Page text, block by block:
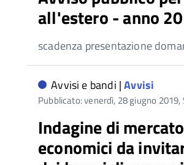
all'estero - anno
scadenza presentazione
Avvisi e bandi |Avvisi
Pubblicato: venerdì, 28 giugno 2019,
Indagine di
economici da